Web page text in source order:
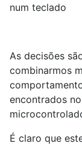
num teclado
As decisões
combinarmos
encontrados
É claro que